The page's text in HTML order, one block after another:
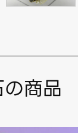
商品